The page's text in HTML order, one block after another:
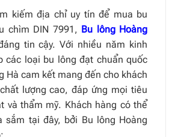
kiếm địa chỉ uy tín để mua bu
chìm DIN 7991, Bu lông Hoàng
tin cậy. Với nhiều năm kinh
các loại bu lông đạt chuẩn quốc
Hà cam kết mang đến cho khách
lượng cao, đáp ứng mọi tiêu
và thẩm mỹ. Khách hàng có thể
sắm tại đây, bởi Bu lông Hoàng